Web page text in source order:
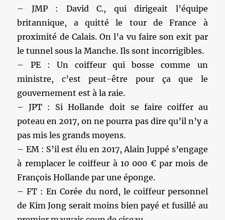
– JMP : David C., qui dirigeait l’équipe
britannique, a quitté le tour de France à
proximité de Calais. On l’a vu faire son exit par
le tunnel sous la Manche. Ils sont incorrigibles.
– PE : Un coiffeur qui bosse comme un
ministre, c’est peut-être pour ça que le
gouvernement est à la raie.
– JPT : Si Hollande doit se faire coiffer au
poteau en 2017, on ne pourra pas dire qu’il n’y a
pas mis les grands moyens.
– EM : S’il est élu en 2017, Alain Juppé s’engage
à remplacer le coiffeur à 10 000 € par mois de
François Hollande par une éponge.
– FT : En Corée du nord, le coiffeur personnel
de Kim Jong serait moins bien payé et fusillé au